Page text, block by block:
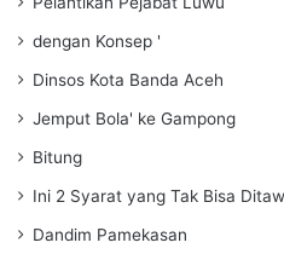
dengan Konsep '
Dinsos Kota Banda Aceh
Jemput Bola' ke Gampong
Bitung
Ini 2 Syarat yang Tak Bisa
Dandim Pamekasan